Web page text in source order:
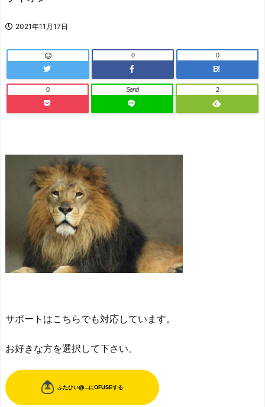
2021年11月17日
0
B!
0
0 Send 2
サポートはこちらでも対応しています。
お好きな方を選択して下さい。